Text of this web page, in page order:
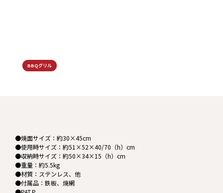
BBQグリル
●焼面サイズ：約30×45cm
●使用時サイズ：約51×52×40/70（h）cm
●収納時サイズ：約50×34×15（h）cm
●重量：約5.5kg
●材質：ステンレス、他
●付属品：鉄板、焼網